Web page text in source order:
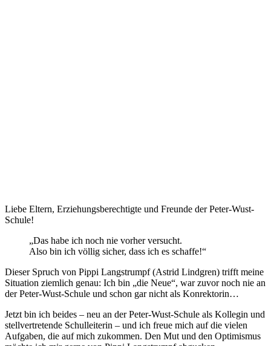
Liebe Eltern, Erziehungsberechtigte und Freunde der Peter-Wust-
Schule!
„Das habe ich noch nie vorher versucht.
Also bin ich völlig sicher, dass ich es schaffe!“
Dieser Spruch von Pippi Langstrumpf (Astrid Lindgren) trifft meine
Situation ziemlich genau: Ich bin „die Neue“, war zuvor noch nie an
der Peter-Wust-Schule und schon gar nicht als Konrektorin…
Jetzt bin ich beides – neu an der Peter-Wust-Schule als Kollegin und
stellvertretende Schulleiterin – und ich freue mich auf die vielen
Aufgaben, die auf mich zukommen. Den Mut und den Optimismus